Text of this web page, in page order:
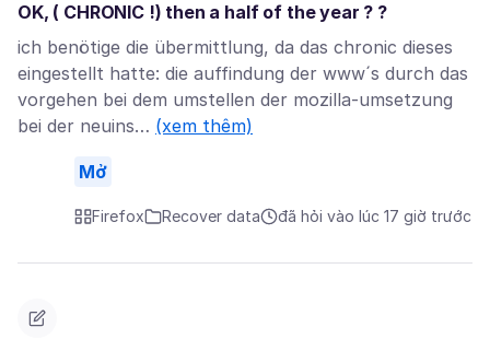
OK, ( CHRONIC !) then a half of the year ? ?
ich benötige die übermittlung, da das chronic dieses
eingestellt hatte: die auffindung der www´s durch das
vorgehen bei dem umstellen der mozilla-umsetzung
bei der neuins… (xem thêm)
Mở
Firefox Recover data đã hỏi vào lúc 17 giờ trước